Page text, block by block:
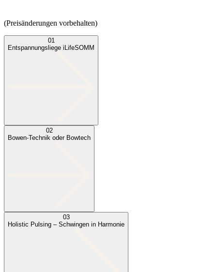
(Preisänderungen vorbehalten)
01
Entspannungsliege iLifeSOMM
02
Bowen-Technik oder Bowtech
03
Holistic Pulsing – Schwingen in Harmonie